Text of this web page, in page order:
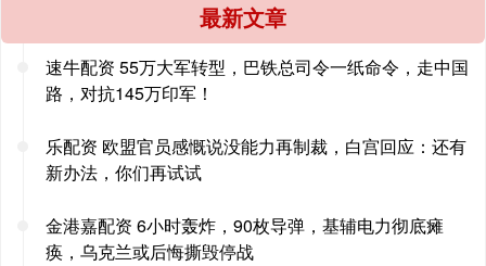
最新文章
速牛配资 55万大军转型，巴铁总司令一纸命令，走中国
路，对抗145万印军！
乐配资 欧盟官员感慨说没能力再制裁，白宫回应：还有
新办法，你们再试试
金港嘉配资 6小时轰炸，90枚导弹，基辅电力彻底瘫
痪，乌克兰或后悔撕毁停战